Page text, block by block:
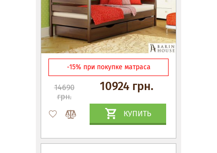
-15% при покупке матраса
14690
грн.
10924 грн.
КУПИТЬ